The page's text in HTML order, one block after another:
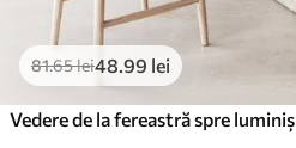
81.65lei48 .99 lei
Vedere de la fereastră spre luminiș